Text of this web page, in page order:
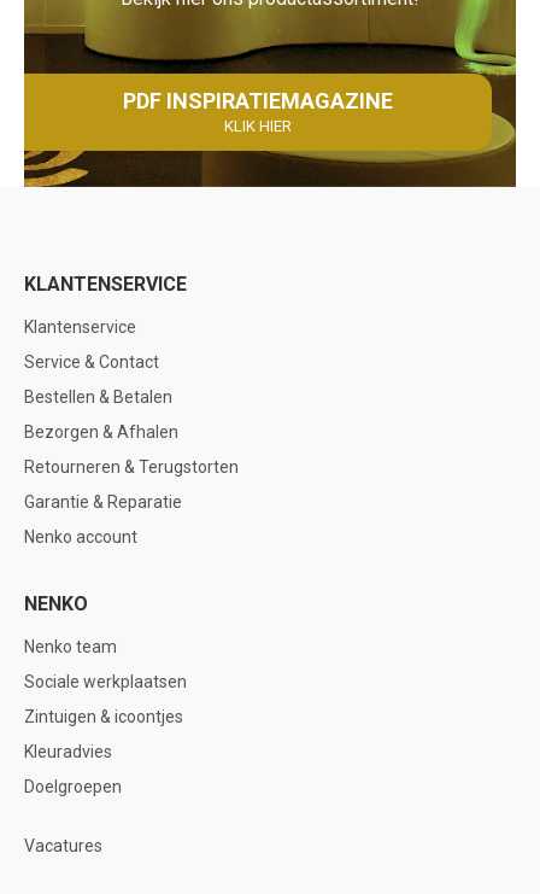
PDF INSPIRATIEMAGAZINE
KLIK HIER
KLANTENSERVICE
Klantenservice
Service & Contact
Bestellen & Betalen
Bezorgen & Afhalen
Retourneren & Terugstorten
Garantie & Reparatie
Nenko account
NENKO
Nenko team
Sociale werkplaatsen
Zintuigen & icoontjes
Kleuradvies
Doelgroepen
Vacatures